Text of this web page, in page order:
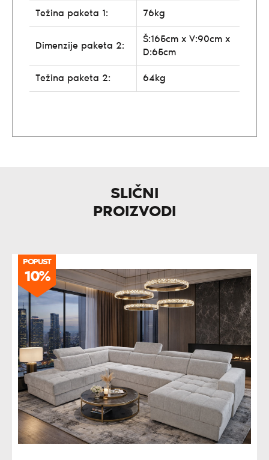
Težina paketa 1: 76kg
Dimenzije paketa 2:
Š:165cm x V:90cm x
D:65cm
Težina paketa 2: 64kg
SLIČNI
PROIZVODI
POPUST
10%